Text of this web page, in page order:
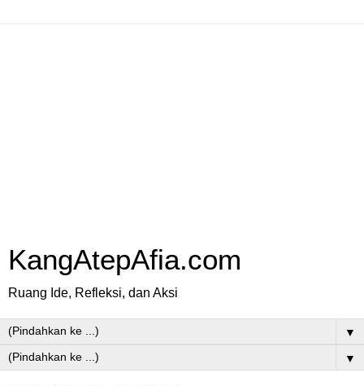
KangAtepAfia.com
Ruang Ide, Refleksi, dan Aksi
▼
▼